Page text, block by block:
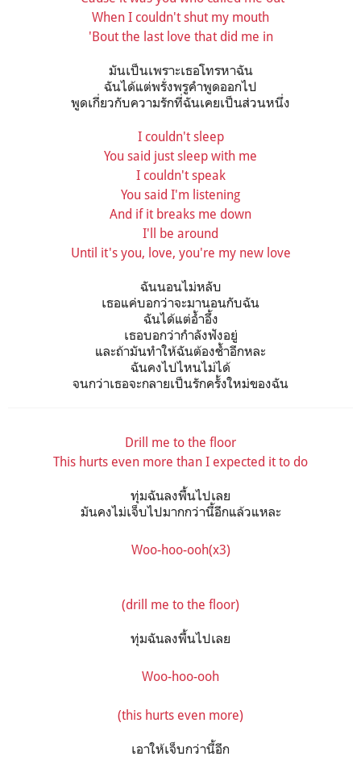
When I couldn't shut my mouth
'Bout the last love that did me in
มันเป็นเพราะเธอโทรหาฉัน
ฉันได้แต่พรั่งพรูคำพูดออกไป
พูดเกี่ยวกับความรักที่ฉันเคยเป็นส่วนหนึ่ง
I couldn't sleep
You said just sleep with me
I couldn't speak
You said I'm listening
And if it breaks me down
I'll be around
Until it's you, love, you're my new love
ฉันนอนไม่หลับ
เธอแค่บอกว่าจะมานอนกับฉัน
ฉันได้แต่อ้ำอึ้ง
เธอบอกว่ากำลังฟังอยู่
และถ้ามันทำให้ฉันต้องช้ำอีกหละ
ฉันคงไปไหนไม่ได้
จนกว่าเธอจะกลายเป็นรักครั้งใหม่ของฉัน
Drill me to the floor
This hurts even more than I expected it to do
ทุ่มฉันลงพื้นไปเลย
มันคงไม่เจ็บไปมากกว่านี้อีกแล้วแหละ
Woo-hoo-ooh(x3)
(drill me to the floor)
ทุ่มฉันลงพื้นไปเลย
Woo-hoo-ooh
(this hurts even more)
เอาให้เจ็บกว่านี้อีก